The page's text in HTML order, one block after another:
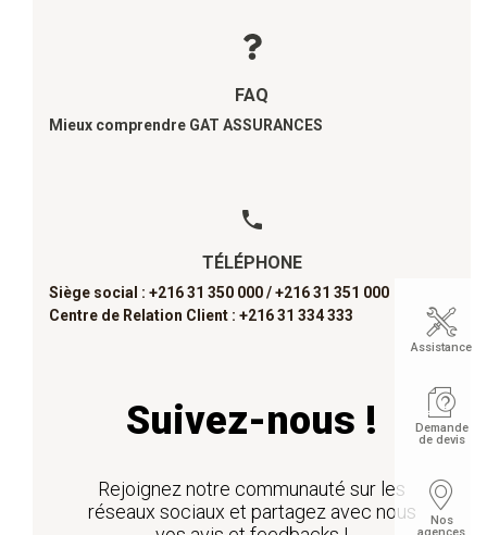
FAQ
Mieux comprendre GAT ASSURANCES
TÉLÉPHONE
Siège social : +216 31 350 000 /+216 31 351 000
Centre de Relation Client : +216 31 334 333
Suivez-nous !
Rejoignez notre communauté sur les
réseaux sociaux et partagez avec nous
Assistance
Demande
de devis
Nos